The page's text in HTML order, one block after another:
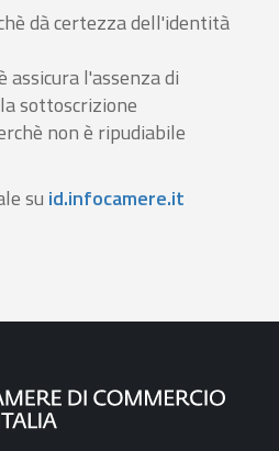
dà certezza dell'identità
l'assenza di
sottoscrizione
non è ripudiabile
su id.infocamere.it